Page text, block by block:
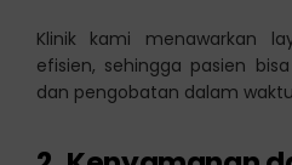
Klinik kami menawarkan
efisien, sehingga pasien
dan pengobatan dalam